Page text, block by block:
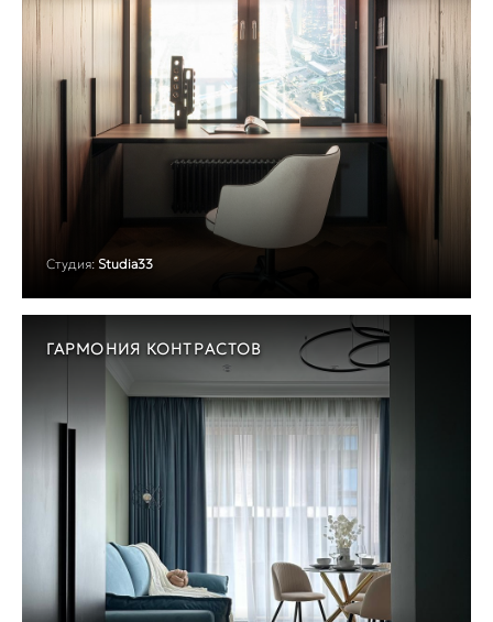
Студия: Studia33
ГАРМОНИЯ КОНТРАСТОВ